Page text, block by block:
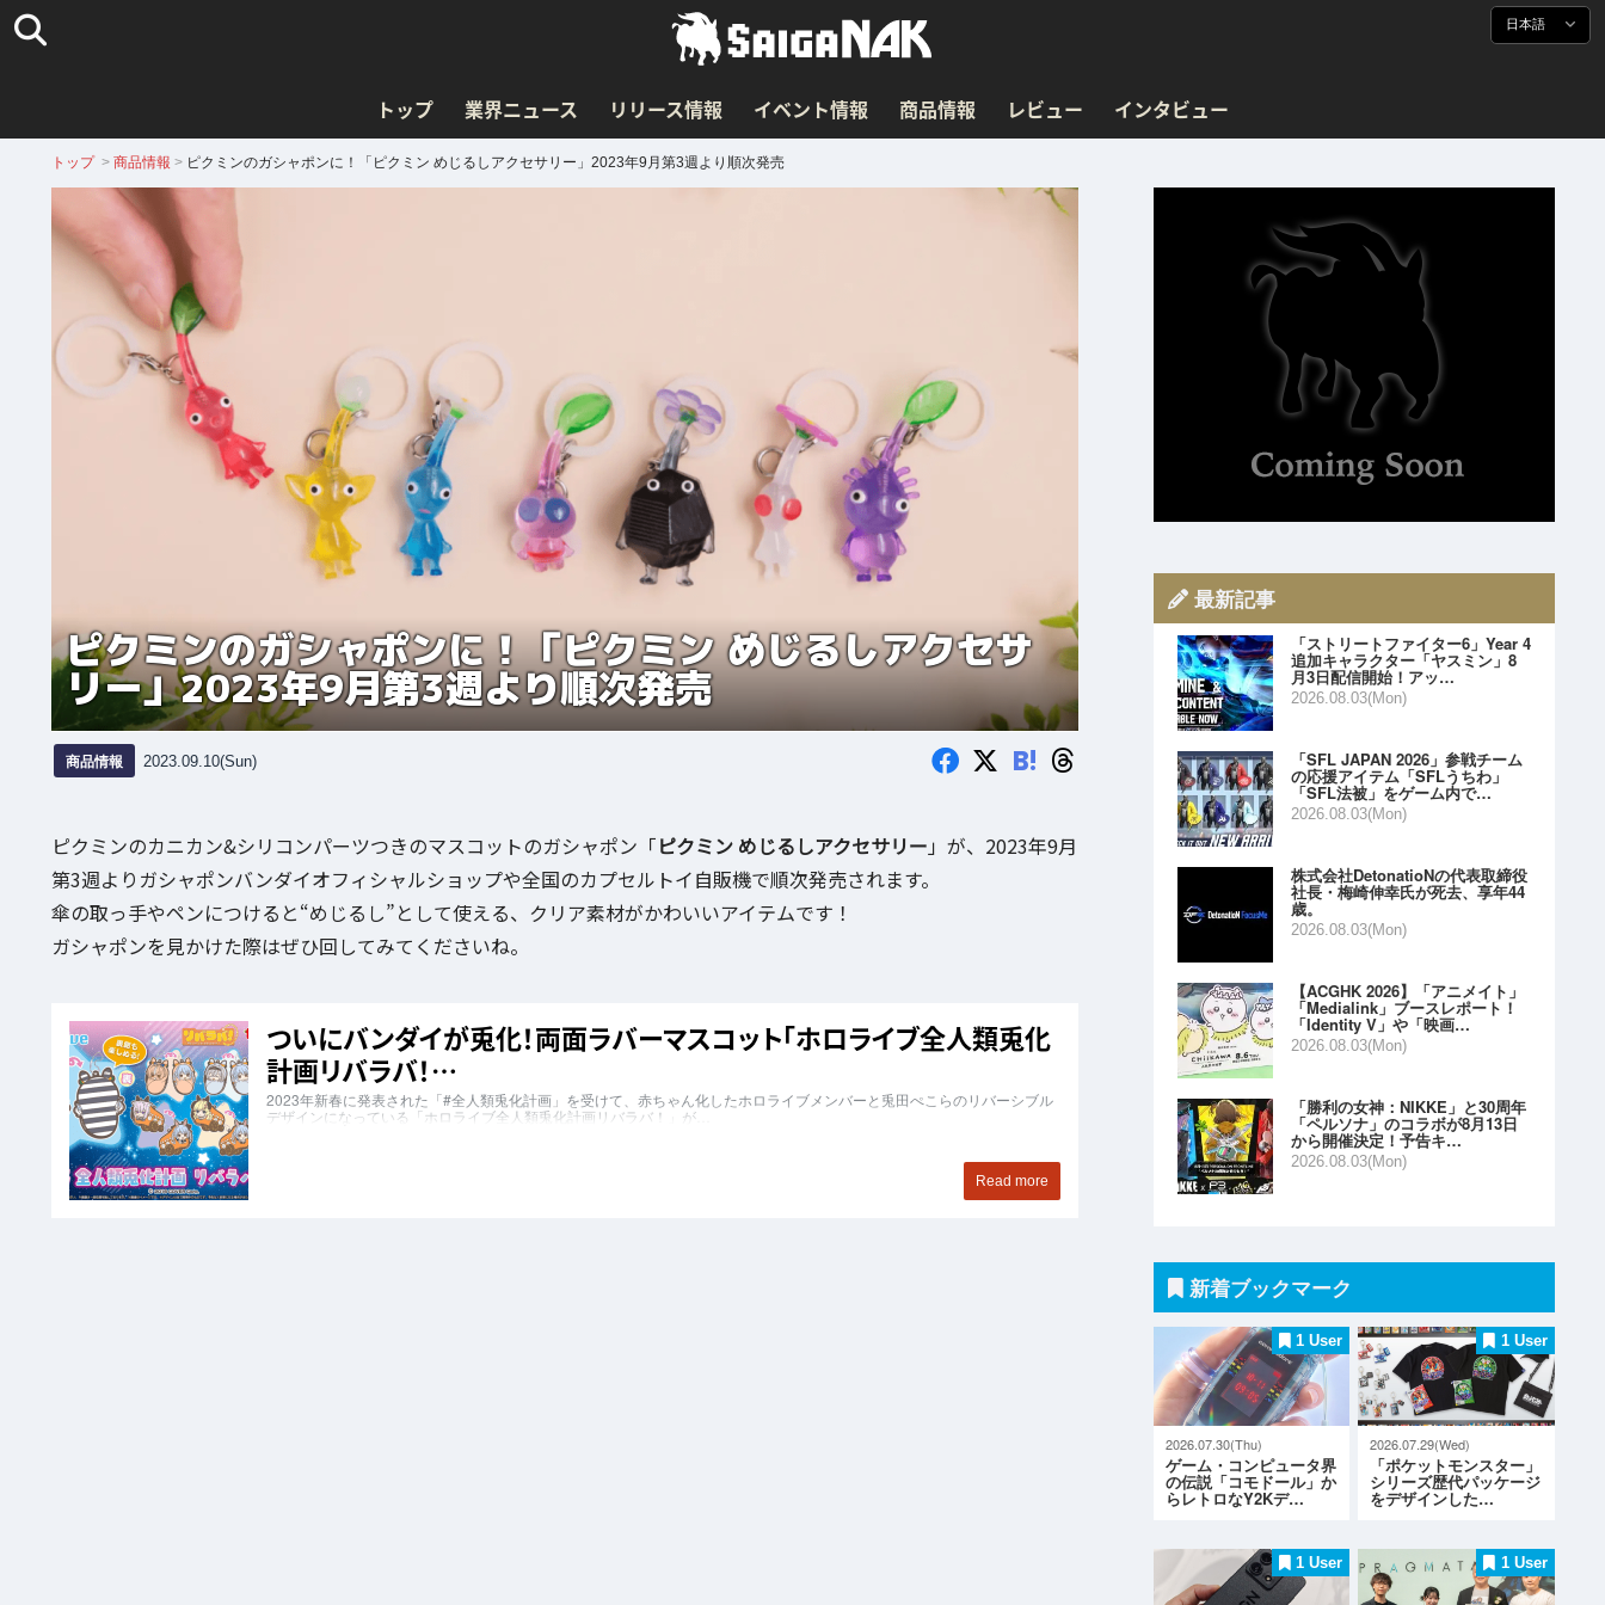
日本語
トップ 業界ニュース リリース情報 イベント情報 商品情報 レビュー インタビュー
トップ > 商品情報 > ピクミンのガシャポンに！「ピクミン めじるしアクセサリー」2023年9月第3週より順次発売
ピクミンのガシャポンに！「ピクミン めじるしアクセサ
リー」2023年9月第3週より順次発売
商品情報 2023.09.10(Sun) B!
ピクミンのカニカン&シリコンパーツつきのマスコットのガシャポン「ピクミン めじるしアクセサリー 」が、2023年9月
第3週よりガシャポンバンダイオフィシャルショップや全国のカプセルトイ自販機で順次発売されます。
傘の取っ手やペンにつけると“めじるし”として使える、クリア素材がかわいいアイテムです！
ガシャポンを見かけた際はぜひ回してみてくださいね。
最新記事
「ストリートファイター6」Year 4
追加キャラクター「ヤスミン」8
月3日配信開始！アッ…
2026.08.03(Mon)
「SFL JAPAN 2026」参戦チーム
の応援アイテム「SFLうちわ」
「SFL法被」をゲーム内で…
2026.08.03(Mon)
株式会社DetonatioNの代表取締役
社長・梅崎伸幸氏が死去、享年44
歳。
2026.08.03(Mon)
【ACGHK 2026】「アニメイト」
「Medialink」ブースレポート！
「Identity V」や「映画…
2026.08.03(Mon)
「勝利の女神：NIKKE」と30周年
「ペルソナ」のコラボが8月13日
から開催決定！予告キ…
2026.08.03(Mon)
新着ブックマーク
1 User
2026.07.30(Thu)
ゲーム・コンピュータ界
の伝説「コモドール」か
らレトロなY2Kデ…
1 User
2026.07.29(Wed)
「ポケットモンスター」
シリーズ歴代パッケージ
をデザインした…
1 User 1 User